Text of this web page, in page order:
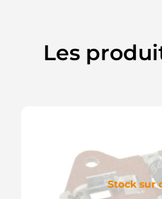
Les
Stock sur